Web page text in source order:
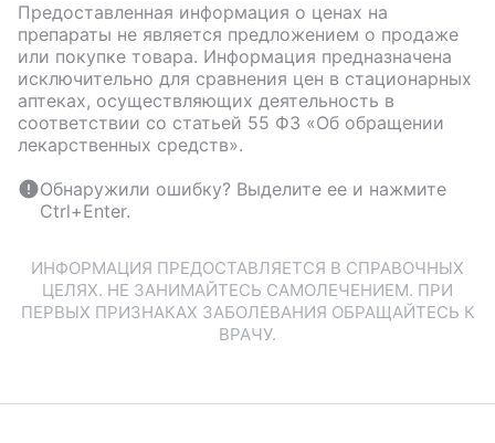
Предоставленная информация о ценах на
препараты не является предложением о продаже
или покупке товара. Информация предназначена
исключительно для сравнения цен в стационарных
аптеках, осуществляющих деятельность в
соответствии со статьей 55 ФЗ «Об обращении
лекарственных средств».
Обнаружили ошибку? Выделите ее и нажмите
Ctrl+Enter.
ИНФОРМАЦИЯ ПРЕДОСТАВЛЯЕТСЯ В СПРАВОЧНЫХ
ЦЕЛЯХ. НЕ ЗАНИМАЙТЕСЬ САМОЛЕЧЕНИЕМ. ПРИ
ПЕРВЫХ ПРИЗНАКАХ ЗАБОЛЕВАНИЯ ОБРАЩАЙТЕСЬ К
ВРАЧУ.